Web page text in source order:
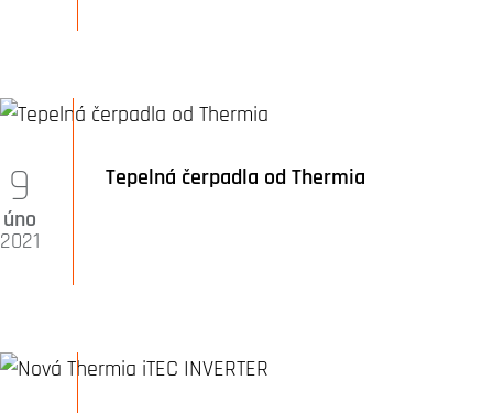
Tepelná čerpadla od Thermia
9
úno
2021